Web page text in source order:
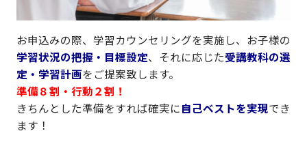
お申込みの際、学習カウンセリングを実施し、お子様の
学習状況の把握・目標設定、それに応じた受講教科の選
定・学習計画をご提案致します。
準備８割・行動２割！
きちんとした準備をすれば確実に自己ベストを実現でき
ます！